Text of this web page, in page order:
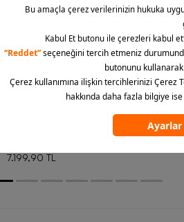
Nike Air Force 1 '07 CO Icon Erkek Spor
7.199,90 TL